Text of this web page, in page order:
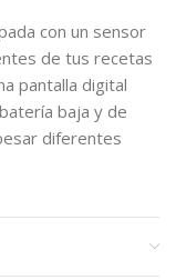
con un sensor
de tus recetas
pantalla digital
baja y de
diferentes